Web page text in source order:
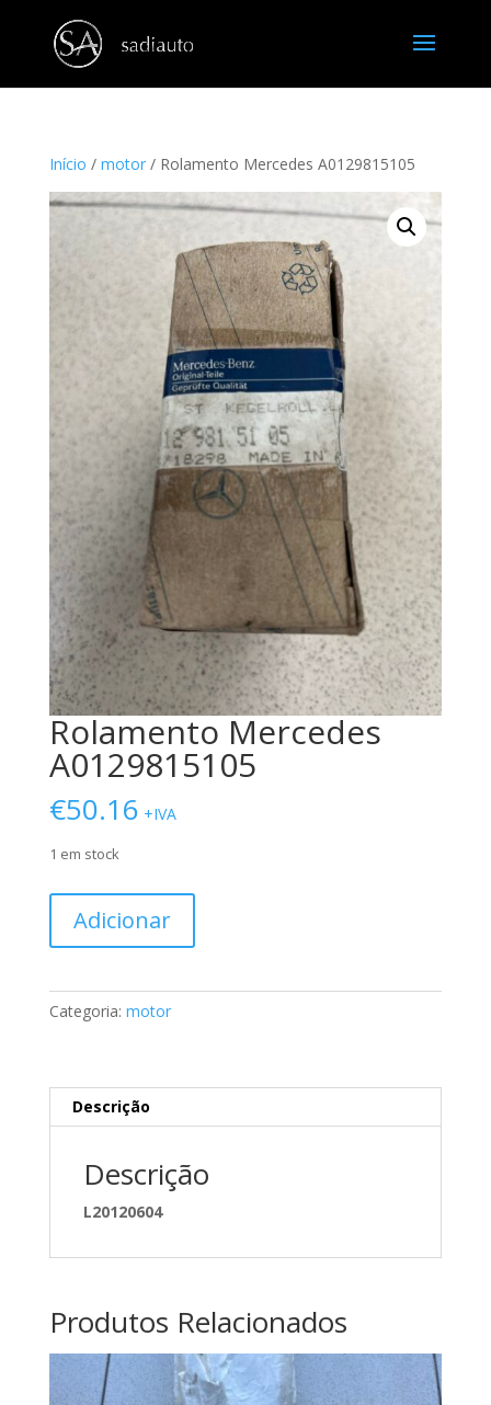
Início / motor/ Rolamento Mercedes A0129815105
Rolamento Mercedes
A0129815105
€50.16 +IVA
1 em stock
Rolamento
A0129815105
Adicionar
Categoria: motor
Descrição
Descrição
L20120604
Produtos Relacionados